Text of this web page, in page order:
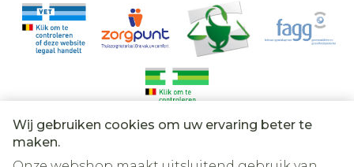
Wij gebruiken cookies om uw ervaring beter te
maken.
Juridische links